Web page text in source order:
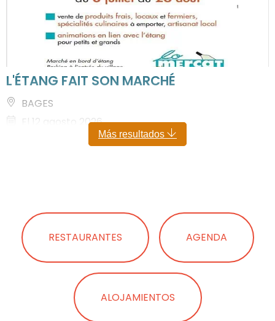
L'ÉTANG FAIT SON MARCHÉ
BAGES
El 12 agosto 2026
Más resultados
RESTAURANTES AGENDA
ALOJAMIENTOS